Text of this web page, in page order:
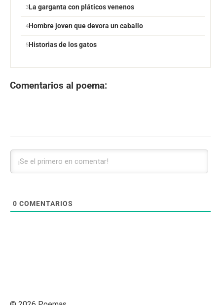
La garganta con pláticos venenos
Hombre joven que devora un caballo
Historias de los gatos
Comentarios al poema:
0 COMENTARIOS